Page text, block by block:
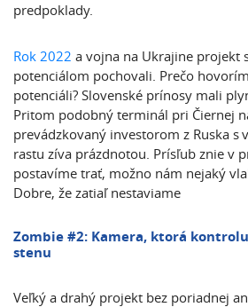
predpoklady.
Rok 2022 a vojna na Ukrajine projekt
potenciálom pochovali. Prečo
potenciáli? Slovenské prínosy mali
Pritom podobný terminál pri Čiernej
prevádzkovaný investorom z Ruska s
rastu zíva prázdnotou. Prísľub znie v
postavíme trať, možno nám nejaký
Dobre, že zatiaľ nestaviame
Zombie #2: Kamera, ktorá
stenu
Veľký a drahý projekt bez poriadnej